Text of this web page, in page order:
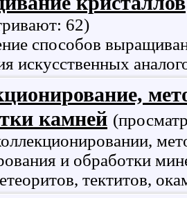
62)
способов
искусственных
камней
и обработки
тектитов,